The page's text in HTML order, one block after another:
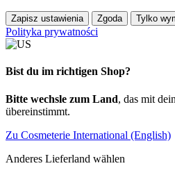
Zapisz ustawienia Zgoda Tylko
Polityka prywatności
Bist du im richtigen Shop?
Bitte wechsle zum Land, das mit
übereinstimmt.
Zu Cosmeterie International (English)
Anderes Lieferland wählen